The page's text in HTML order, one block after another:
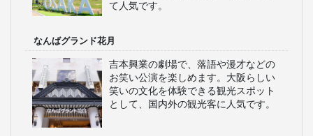
て人気です。
なんばグランド花月
吉本興業の劇場で、落語や漫才などの
お笑い公演を楽しめます。大阪らしい
笑いの文化を体験できる観光スポット
として、国内外の観光客に人気です。